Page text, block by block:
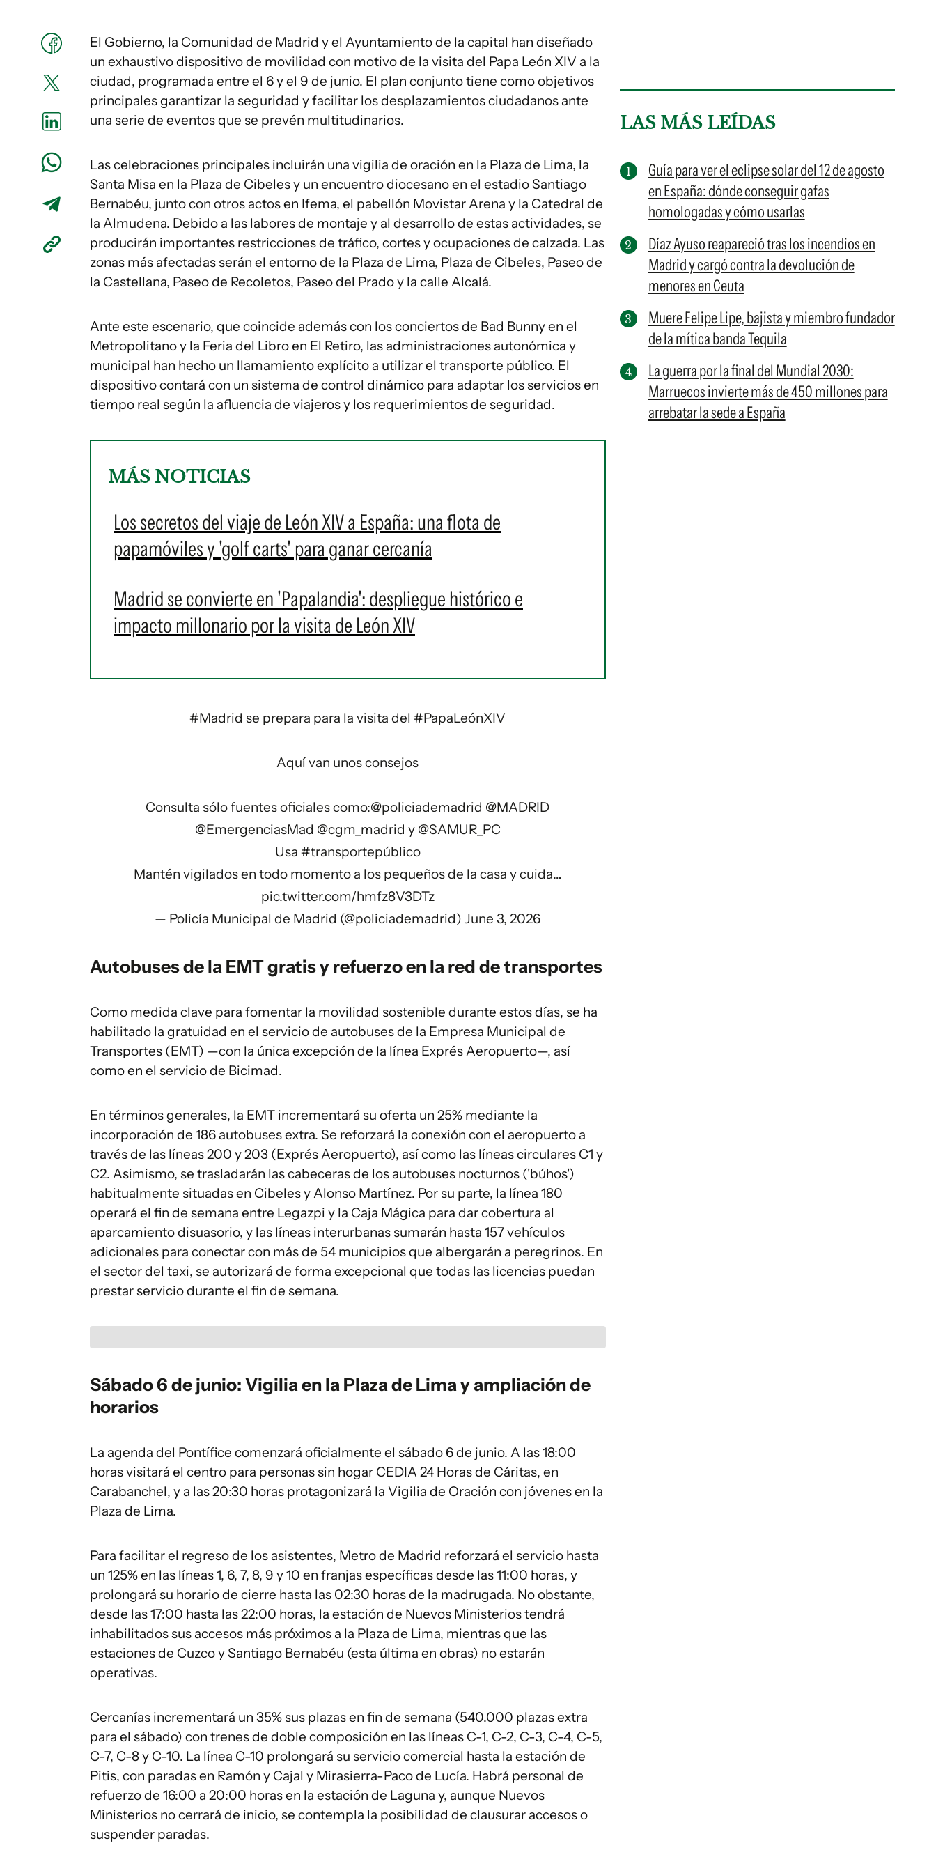
El Gobierno, la Comunidad de Madrid y el Ayuntamiento de la capital han diseñado
un exhaustivo dispositivo de movilidad con motivo de la visita del Papa León XIV a la
ciudad, programada entre el 6 y el 9 de junio. El plan conjunto tiene como objetivos
principales garantizar la seguridad y facilitar los desplazamientos ciudadanos ante
una serie de eventos que se prevén multitudinarios.
Las celebraciones principales incluirán una vigilia de oración en la Plaza de Lima, la
Santa Misa en la Plaza de Cibeles y un encuentro diocesano en el estadio Santiago
Bernabéu, junto con otros actos en Ifema, el pabellón Movistar Arena y la Catedral de
la Almudena. Debido a las labores de montaje y al desarrollo de estas actividades, se
producirán importantes restricciones de tráfico, cortes y ocupaciones de calzada. Las
zonas más afectadas serán el entorno de la Plaza de Lima, Plaza de Cibeles, Paseo de
la Castellana, Paseo de Recoletos, Paseo del Prado y la calle Alcalá.
Ante este escenario, que coincide además con los conciertos de Bad Bunny en el
Metropolitano y la Feria del Libro en El Retiro, las administraciones autonómica y
municipal han hecho un llamamiento explícito a utilizar el transporte público. El
dispositivo contará con un sistema de control dinámico para adaptar los servicios en
tiempo real según la afluencia de viajeros y los requerimientos de seguridad.
MÁS NOTICIAS
Los secretos del viaje de León XIV a España: una flota de
papamóviles y 'golf carts' para ganar cercanía
Madrid se convierte en 'Papalandia': despliegue histórico e
impacto millonario por la visita de León XIV
#Madrid se prepara para la visita del#PapaLeónXIV
Aquí van unos consejos
Consulta sólo fuentes oficiales como:@policiademadrid @MADRID
@EmergenciasMad @cgm_madrid y @SAMUR_PC
Usa #transportepúblico
Mantén vigilados en todo momento a los pequeños de la casa y cuida…
pic.twitter.com/hmfz8V3DTz
— Policía Municipal de Madrid (@policiademadrid)June 3, 2026
Autobuses de la EMT gratis y refuerzo en la red de transportes
Como medida clave para fomentar la movilidad sostenible durante estos días, se ha
habilitado la gratuidad en el servicio de autobuses de la Empresa Municipal de
Transportes (EMT) —con la única excepción de la línea Exprés Aeropuerto—, así
como en el servicio de Bicimad.
En términos generales, la EMT incrementará su oferta un 25% mediante la
incorporación de 186 autobuses extra. Se reforzará la conexión con el aeropuerto a
través de las líneas 200 y 203 (Exprés Aeropuerto), así como las líneas circulares C1 y
C2. Asimismo, se trasladarán las cabeceras de los autobuses nocturnos ('búhos')
habitualmente situadas en Cibeles y Alonso Martínez. Por su parte, la línea 180
operará el fin de semana entre Legazpi y la Caja Mágica para dar cobertura al
aparcamiento disuasorio, y las líneas interurbanas sumarán hasta 157 vehículos
adicionales para conectar con más de 54 municipios que albergarán a peregrinos. En
el sector del taxi, se autorizará de forma excepcional que todas las licencias puedan
prestar servicio durante el fin de semana.
Sábado 6 de junio: Vigilia en la Plaza de Lima y ampliación de
horarios
La agenda del Pontífice comenzará oficialmente el sábado 6 de junio. A las 18:00
horas visitará el centro para personas sin hogar CEDIA 24 Horas de Cáritas, en
Carabanchel, y a las 20:30 horas protagonizará la Vigilia de Oración con jóvenes en la
Plaza de Lima.
Para facilitar el regreso de los asistentes, Metro de Madrid reforzará el servicio hasta
un 125% en las líneas 1, 6, 7, 8, 9 y 10 en franjas específicas desde las 11:00 horas, y
prolongará su horario de cierre hasta las 02:30 horas de la madrugada. No obstante,
desde las 17:00 hasta las 22:00 horas, la estación de Nuevos Ministerios tendrá
inhabilitados sus accesos más próximos a la Plaza de Lima, mientras que las
estaciones de Cuzco y Santiago Bernabéu (esta última en obras) no estarán
operativas.
Cercanías incrementará un 35% sus plazas en fin de semana (540.000 plazas extra
para el sábado) con trenes de doble composición en las líneas C-1, C-2, C-3, C-4, C-5,
C-7, C-8 y C-10. La línea C-10 prolongará su servicio comercial hasta la estación de
Pitis, con paradas en Ramón y Cajal y Mirasierra-Paco de Lucía. Habrá personal de
refuerzo de 16:00 a 20:00 horas en la estación de Laguna y, aunque Nuevos
Ministerios no cerrará de inicio, se contempla la posibilidad de clausurar accesos o
suspender paradas.
LAS MÁS LEÍDAS
Guía para ver el eclipse solar del 12 de agosto
en España: dónde conseguir gafas
homologadas y cómo usarlas
Díaz Ayuso reapareció tras los incendios en
Madrid y cargó contra la devolución de
menores en Ceuta
Muere Felipe Lipe, bajista y miembro fundador
de la mítica banda Tequila
La guerra por la final del Mundial 2030:
Marruecos invierte más de 450 millones para
arrebatar la sede a España